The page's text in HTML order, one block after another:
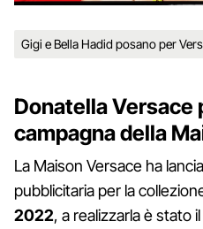
Gigi e Bella Hadid posano per
Donatella Versace
campagna della
La Maison Versace ha
pubblicitaria per la
2022, a realizzarla è stato